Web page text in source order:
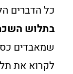
כל הדברים
בתלוש
שמאבדים
לקרוא את